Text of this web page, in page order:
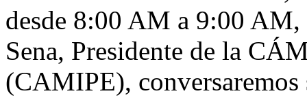
desde 8:00 AM a 9:00 AM,
Sena, Presidente de la
(CAMIPE),